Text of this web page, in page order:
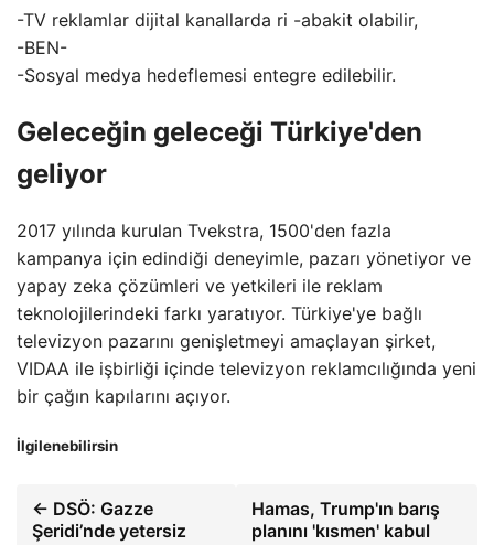
-TV reklamlar dijital kanallarda ri -abakit olabilir,
-BEN-
-Sosyal medya hedeflemesi entegre edilebilir.
Geleceğin geleceği Türkiye'den
geliyor
2017 yılında kurulan Tvekstra, 1500'den fazla
kampanya için edindiği deneyimle, pazarı yönetiyor ve
yapay zeka çözümleri ve yetkileri ile reklam
teknolojilerindeki farkı yaratıyor. Türkiye'ye bağlı
televizyon pazarını genişletmeyi amaçlayan şirket,
VIDAA ile işbirliği içinde televizyon reklamcılığında yeni
bir çağın kapılarını açıyor.
İlgilenebilirsin
← DSÖ: Gazze
Şeridi’nde yetersiz
Hamas, Trump'ın barış
planını 'kısmen' kabul